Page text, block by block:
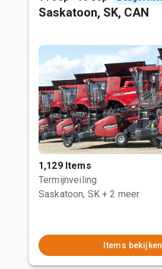
Saskatoon, SK, CAN
1,129 Items
Termijnveiling
Saskatoon, SK + 2 meer
Items bekijken